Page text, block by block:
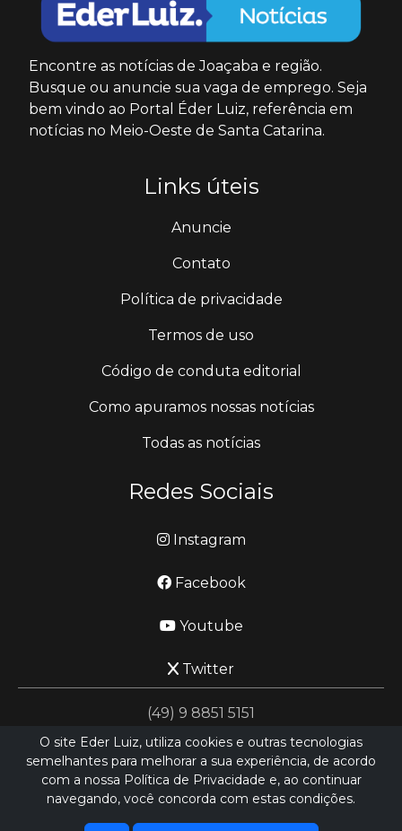
Encontre as notícias de Joaçaba e região.
Busque ou anuncie sua vaga de emprego. Seja
bem vindo ao Portal Éder Luiz, referência em
notícias no Meio-Oeste de Santa Catarina.
Links úteis
Anuncie
Contato
Política de privacidade
Termos de uso
Código de conduta editorial
Como apuramos nossas notícias
Todas as notícias
Redes Sociais
Instagram
Facebook
Youtube
Twitter
(49) 9 8851 5151
jornalismo@ederluiz.com.vc
O site Eder Luiz, utiliza cookies e outras tecnologias
semelhantes para melhorar a sua experiência, de acordo
com a nossa Política de Privacidade e, ao continuar
navegando, você concorda com estas condições.